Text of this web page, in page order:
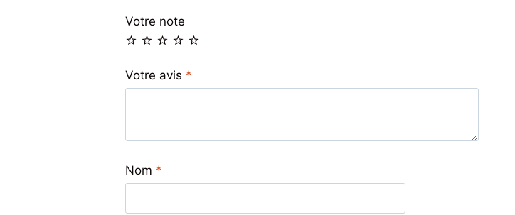
Votre note
Votre avis *
Nom *